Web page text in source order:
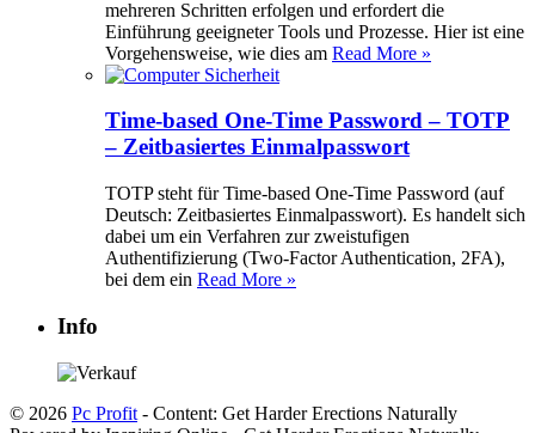
mehreren Schritten erfolgen und erfordert die
Einführung geeigneter Tools und Prozesse. Hier ist eine
Vorgehensweise, wie dies am Read More »
Time-based One-Time Password – TOTP
– Zeitbasiertes Einmalpasswort
TOTP steht für Time-based One-Time Password (auf
Deutsch: Zeitbasiertes Einmalpasswort). Es handelt sich
dabei um ein Verfahren zur zweistufigen
Authentifizierung (Two-Factor Authentication, 2FA),
bei dem ein Read More »
Info
© 2026 Pc Profit - Content: Get Harder Erections Naturally